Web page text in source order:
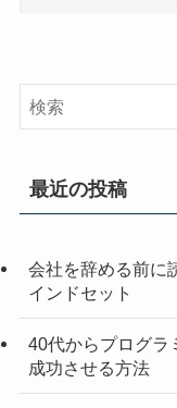
最近の投稿
会社を辞める前に
インドセット
40代からプログラ
成功させる方法